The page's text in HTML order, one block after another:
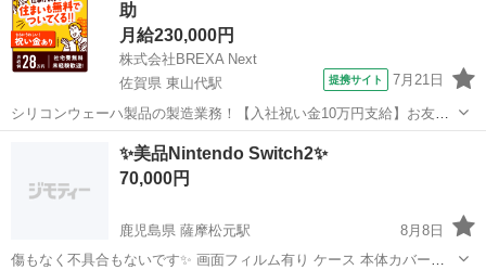
助
月給230,000円
株式会社BREXA Next
佐賀県 東山代駅
提携サイト 7月21日
シリコンウェーハ製品の製造業務！【入社祝い金10万円支給】お友達
やカップルとの応募OK◎年間休日129日＆休出なしでプライベート充
実♪業務はクリーンルームで快適作業◎自社正社員登用制度あり★1食
300円～の格安食堂あり！《佐...
東山代駅
✨美品Nintendo Switch2✨
70,000円
鹿児島県 薩摩松元駅
8月8日
傷もなく不具合もないです✨ 画面フィルム有り ケース 本体カバー有